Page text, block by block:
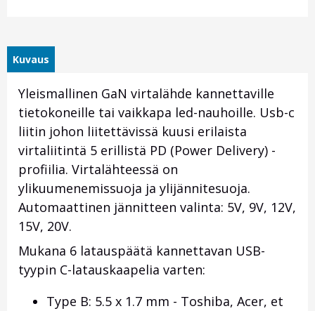
Kuvaus
Yleismallinen GaN virtalähde kannettaville
tietokoneille tai vaikkapa led-nauhoille. Usb-c
liitin johon liitettävissä kuusi erilaista
virtaliitintä 5 erillistä PD (Power Delivery) -
profiilia. Virtalähteessä on
ylikuumenemissuoja ja ylijännitesuoja.
Automaattinen jännitteen valinta: 5V, 9V, 12V,
15V, 20V.
Mukana 6 latauspäätä kannettavan USB-
tyypin C-latauskaapelia varten:
Type B: 5.5 x 1.7 mm - Toshiba, Acer, et